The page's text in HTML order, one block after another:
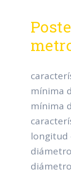
mínima
mínima
longitud